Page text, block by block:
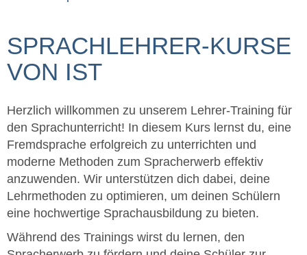
SPRACHLEHRER-KURSE
VON IST
Herzlich willkommen zu unserem Lehrer-Training für
den Sprachunterricht! In diesem Kurs lernst du, eine
Fremdsprache erfolgreich zu unterrichten und
moderne Methoden zum Spracherwerb effektiv
anzuwenden. Wir unterstützen dich dabei, deine
Lehrmethoden zu optimieren, um deinen Schülern
eine hochwertige Sprachausbildung zu bieten.
Während des Trainings wirst du lernen, den